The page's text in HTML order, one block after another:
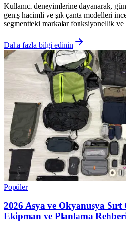
Kullanıcı deneyimlerine dayanarak,
geniş hacimli ve şık çanta modelleri
segmentteki markalar fonksiyonellik ve
Daha fazla bilgi edinin
Popüler
2026 Asya ve Okyanusya Sırt
Ekipman ve Planlama